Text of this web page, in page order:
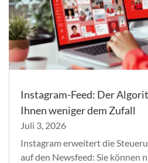
Instagram-Feed: Der
Ihnen weniger dem Zufall
Juli 3, 2026
Instagram erweitert die
auf den Newsfeed: Sie können